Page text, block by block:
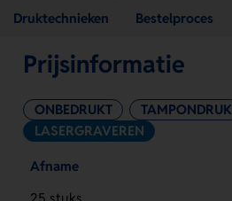
Druktechnieken Bestelproces
Prijsinformatie
ONBEDRUKT
TAMPONDRUK
LASERGRAVEREN
Afname